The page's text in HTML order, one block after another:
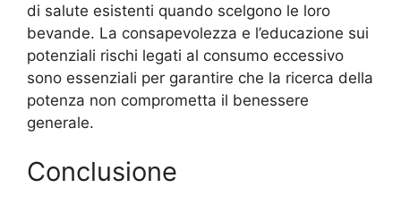
di salute esistenti quando scelgono le loro
bevande. La consapevolezza e l’educazione sui
potenziali rischi legati al consumo eccessivo
sono essenziali per garantire che la ricerca della
potenza non comprometta il benessere
generale.
Conclusione